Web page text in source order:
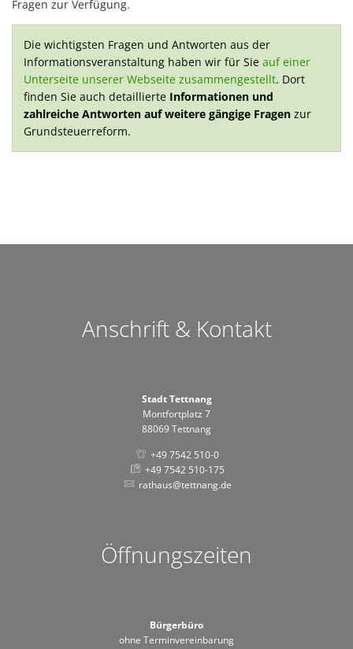
Fragen zur Verfügung.
Die wichtigsten Fragen und Antworten aus der
Informationsveranstaltung haben wir für Sie auf einer
Unterseite unserer Webseite zusammengestellt. Dort
finden Sie auch detaillierte Informationen und
zahlreiche Antworten auf weitere gängige Fragen zur
Grundsteuerreform.
Anschrift & Kontakt
Stadt Tettnang
Montfortplatz 7
88069 Tettnang
+49 7542 510-0
+49 7542 510-175
rathaus@tettnang.de
Öffnungszeiten
Bürgerbüro
ohne Terminvereinbarung